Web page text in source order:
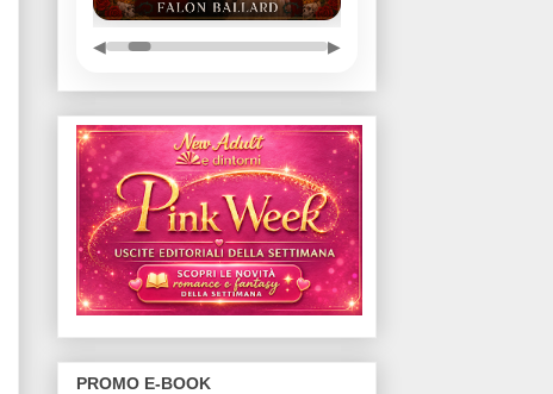
◀ ▶
PROMO E-BOOK